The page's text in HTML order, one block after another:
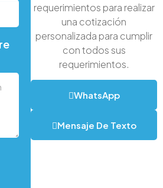
requerimientos para realizar
una cotización
personalizada para cumplir
con todos sus
requerimientos.
WhatsApp
Mensaje De Texto